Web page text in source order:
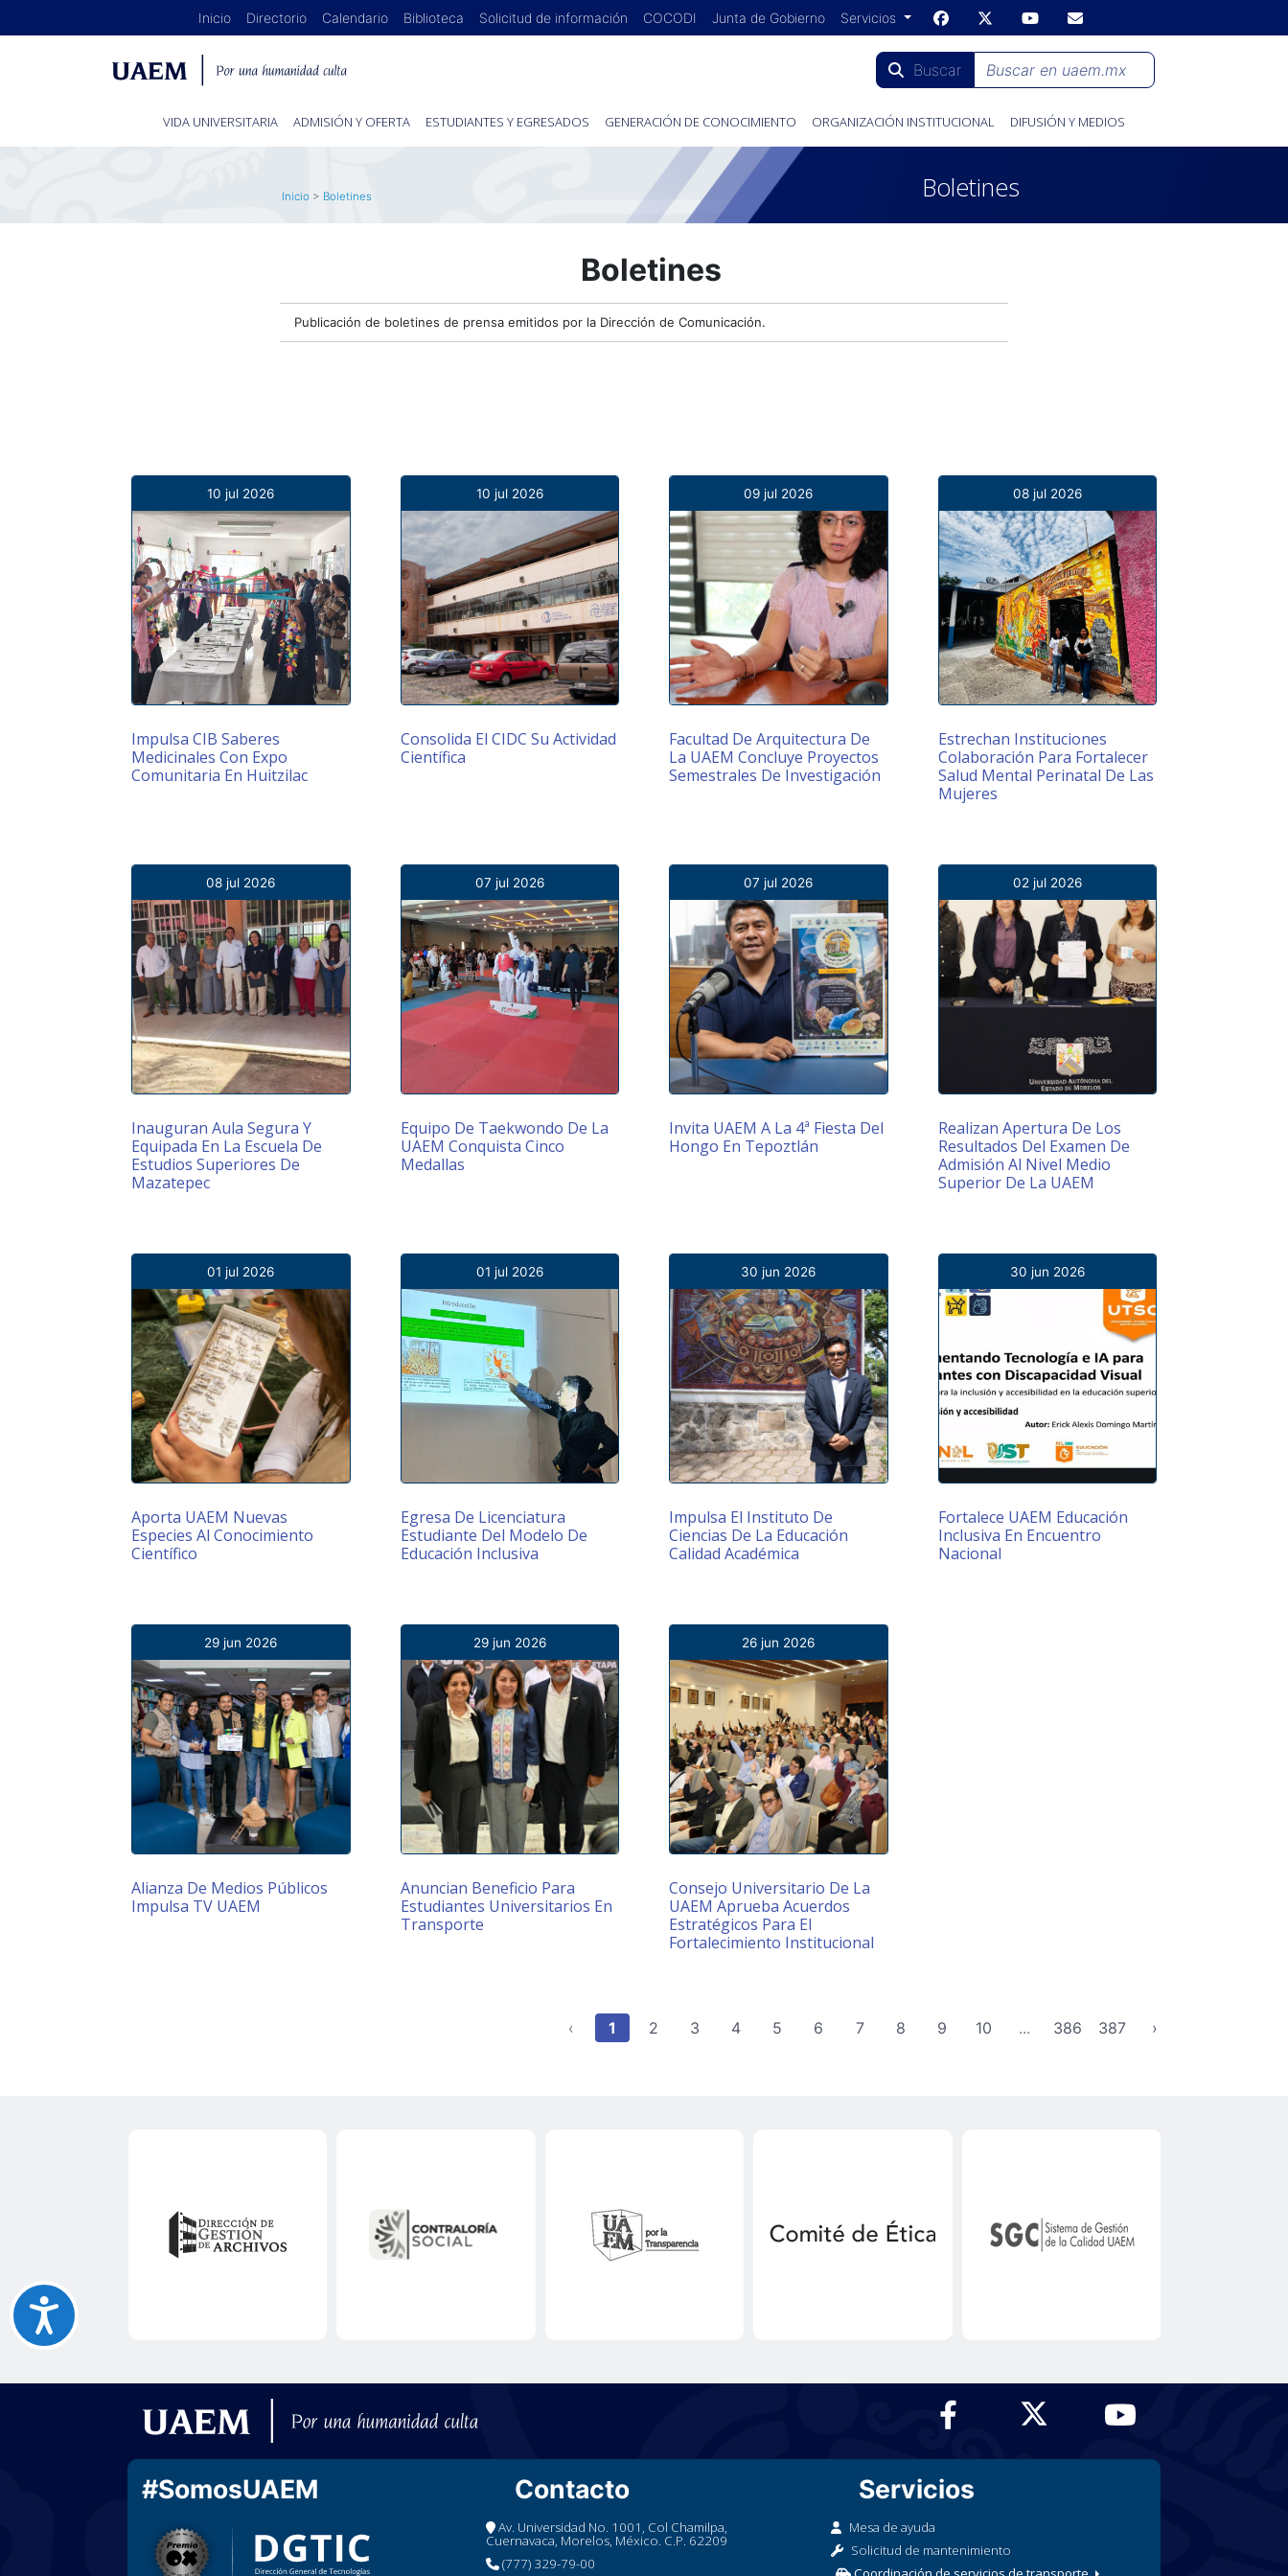
Inicio Directorio Calendario Biblioteca Solicitud de información COCODI Junta de Gobierno Servicios
Buscar
VIDA UNIVERSITARIA ADMISIÓN Y OFERTA ESTUDIANTES Y EGRESADOS GENERACIÓN DE CONOCIMIENTO ORGANIZACIÓN INSTITUCIONAL DIFUSIÓN Y MEDIOS
Inicio > Boletines Boletines
Boletines
Publicación de boletines de prensa emitidos por la Dirección de Comunicación.
10 jul 2026
Impulsa CIB Saberes
Medicinales Con Expo
Comunitaria En Huitzilac
10 jul 2026
Consolida El CIDC Su Actividad
Científica
09 jul 2026
Facultad De Arquitectura De
La UAEM Concluye Proyectos
Semestrales De Investigación
08 jul 2026
Estrechan Instituciones
Colaboración Para Fortalecer
Salud Mental Perinatal De Las
Mujeres
08 jul 2026
Inauguran Aula Segura Y
Equipada En La Escuela De
Estudios Superiores De
Mazatepec
07 jul 2026
Equipo De Taekwondo De La
UAEM Conquista Cinco
Medallas
07 jul 2026
Invita UAEM A La 4ª Fiesta Del
Hongo En Tepoztlán
02 jul 2026
Realizan Apertura De Los
Resultados Del Examen De
Admisión Al Nivel Medio
Superior De La UAEM
01 jul 2026
Aporta UAEM Nuevas
Especies Al Conocimiento
Científico
01 jul 2026
Egresa De Licenciatura
Estudiante Del Modelo De
Educación Inclusiva
30 jun 2026
Impulsa El Instituto De
Ciencias De La Educación
Calidad Académica
30 jun 2026
Fortalece UAEM Educación
Inclusiva En Encuentro
Nacional
29 jun 2026
Alianza De Medios Públicos
Impulsa TV UAEM
29 jun 2026
Anuncian Beneficio Para
Estudiantes Universitarios En
Transporte
26 jun 2026
Consejo Universitario De La
UAEM Aprueba Acuerdos
Estratégicos Para El
Fortalecimiento Institucional
‹ 1 2 3 4 5 6 7 8 9 10 ... 386 387 ›
#SomosUAEM Contacto
Av. Universidad No. 1001, Col Chamilpa,
Cuernavaca, Morelos, México. C.P. 62209
(777) 329-79-00
Servicios
Mesa de ayuda
Solicitud de mantenimiento